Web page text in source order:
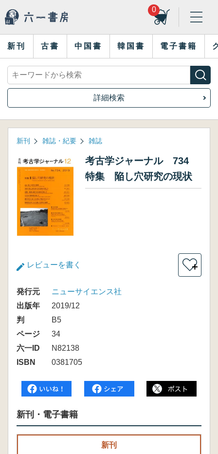
0
新刊 古書 中国書 韓国書 電子書籍
詳細検索
新刊 雑誌・紀要 雑誌
考古学ジャーナル 734
特集 陥し穴研究の現状
レビューを書く ＋
発行元
ニューサイエンス社
出版年
2019/12
判
B5
ページ
34
六一ID
N82138
ISBN
0381705
新刊・電子書籍
新刊